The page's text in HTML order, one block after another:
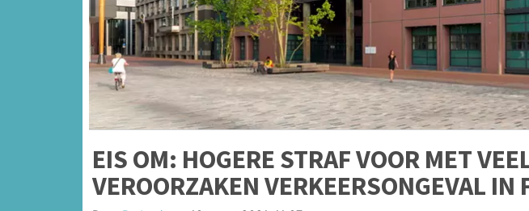
EIS OM: HOGERE STRAF VOOR MET
VEROORZAKEN VERKEERSONGEVAL IN